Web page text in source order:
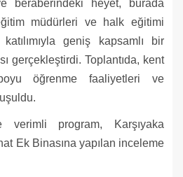
beraberindeki heyet, burada
müdürleri ve halk eğitimi
geniş kapsamlı bir
gerçekleştirdi. Toplantıda, kent
öğrenme faaliyetleri ve
verimli program, Karşıyaka
Ek Binasına yapılan inceleme